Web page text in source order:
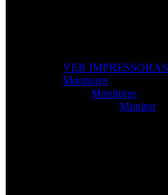
VER IMPRESSORAS
Monitores
Monitores
Monitor